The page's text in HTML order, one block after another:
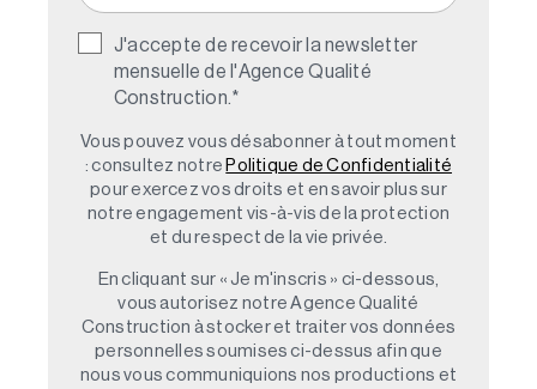
J'accepte de recevoir la newsletter
mensuelle de l'Agence Qualité
Construction. *
Vous pouvez vous désabonner à tout moment
: consultez notre Politique de Confidentialité
pour exercez vos droits et en savoir plus sur
notre engagement vis-à-vis de la protection
et du respect de la vie privée.
En cliquant sur « Je m'inscris » ci-dessous,
vous autorisez notre Agence Qualité
Construction à stocker et traiter vos données
personnelles soumises ci-dessus afin que
nous vous communiquions nos productions et